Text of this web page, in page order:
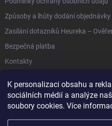
K personalizaci obsahu a
sociálních médií a analýze
soubory cookies. Více
Způsoby a lhůty dodání objednávky
Zasílání dotazníků Heureka –
Bezpečná platba
Kontakty